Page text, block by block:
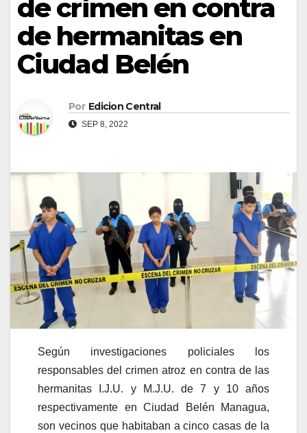
de crimen en contra
de hermanitas en
Ciudad Belén
Por Edicion Central
SEP 8, 2022
Según investigaciones policiales los
responsables del crimen atroz en contra de las
hermanitas I.J.U. y M.J.U. de 7 y 10 años
respectivamente en Ciudad Belén Managua,
son vecinos que habitaban a cinco casas de la